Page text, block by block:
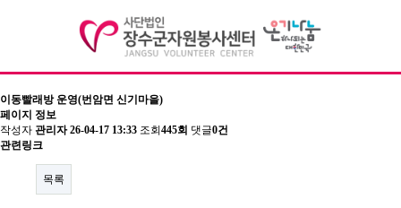
기관소개
센터장인사말
이동빨래방 운영(번암면 신기마을)
페이지 정보
작성자 관리자 26-04-17 13:33 조회 445회 댓글0건
관련링크
목록